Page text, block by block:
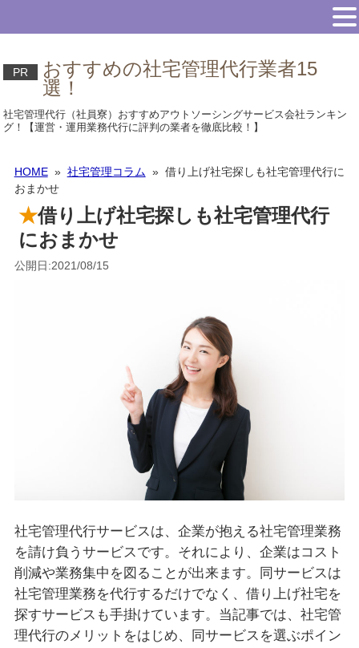
PR
おすすめの社宅管理代行業者15
選！
社宅管理代行（社員寮）おすすめアウトソーシングサービス会社ランキン
グ！【運営・運用業務代行に評判の業者を徹底比較！】
HOME» 社宅管理コラム » 借り上げ社宅探しも社宅管理代行に
おまかせ
借り上げ社宅探しも社宅管理代行
におまかせ
公開日:2021/08/15
社宅管理代行サービスは、企業が抱える社宅管理業務
を請け負うサービスです。それにより、企業はコスト
削減や業務集中を図ることが出来ます。同サービスは
社宅管理業務を代行するだけでなく、借り上げ社宅を
探すサービスも手掛けています。当記事では、社宅管
理代行のメリットをはじめ、同サービスを選ぶポイン